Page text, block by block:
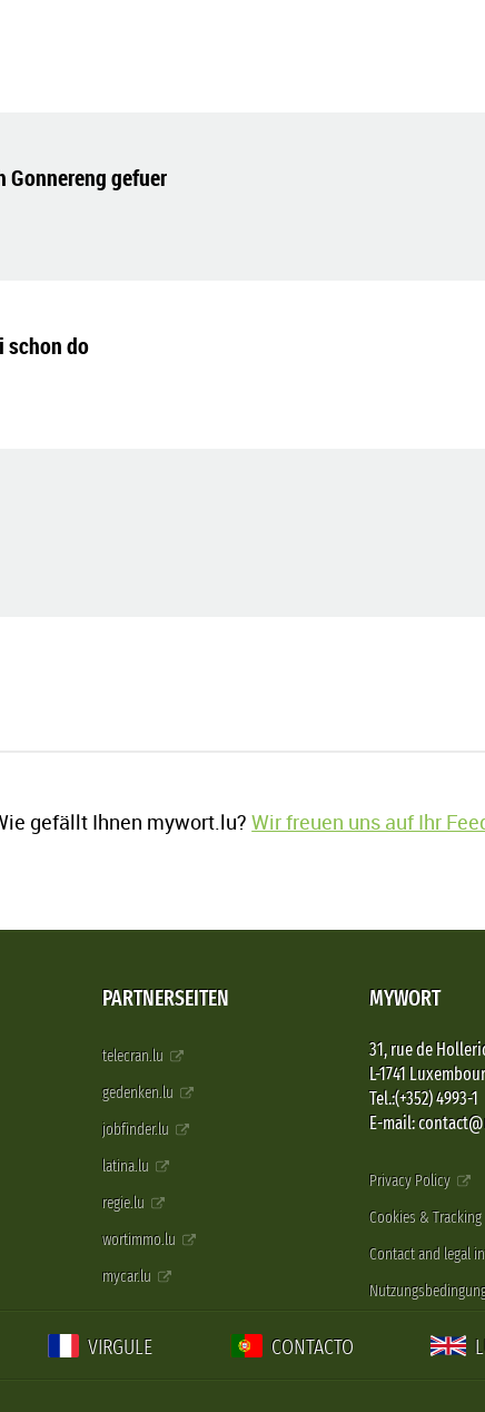
Gonnereng gefuer
schon do
gefällt Ihnen mywort.lu?Wir freuen uns auf Ihr
PARTNERSEITEN
telecran.lu
gedenken.lu
jobfinder.lu
latina.lu
regie.lu
wortimmo.lu
mycar.lu
MYWORT
31, rue de
L-1741
Tel.:(+352) 4993-1
E-mail:
Privacy Policy
Cookies & Tracking
Contact and legal
VIRGULE CONTACTO